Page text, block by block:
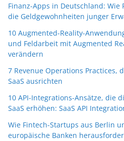
Finanz-Apps in Deutschland: Wie
die Geldgewohnheiten junger
10 Augmented-Reality-
und Feldarbeit mit Augmented
verändern
7 Revenue Operations Practices,
SaaS ausrichten
10 API-Integrations-Ansätze, die
SaaS erhöhen: SaaS API
Wie Fintech-Startups aus Berlin
europäische Banken